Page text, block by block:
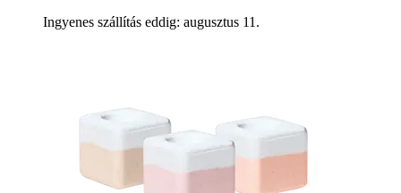
Ingyenes szállítás eddig: augusztus 11.